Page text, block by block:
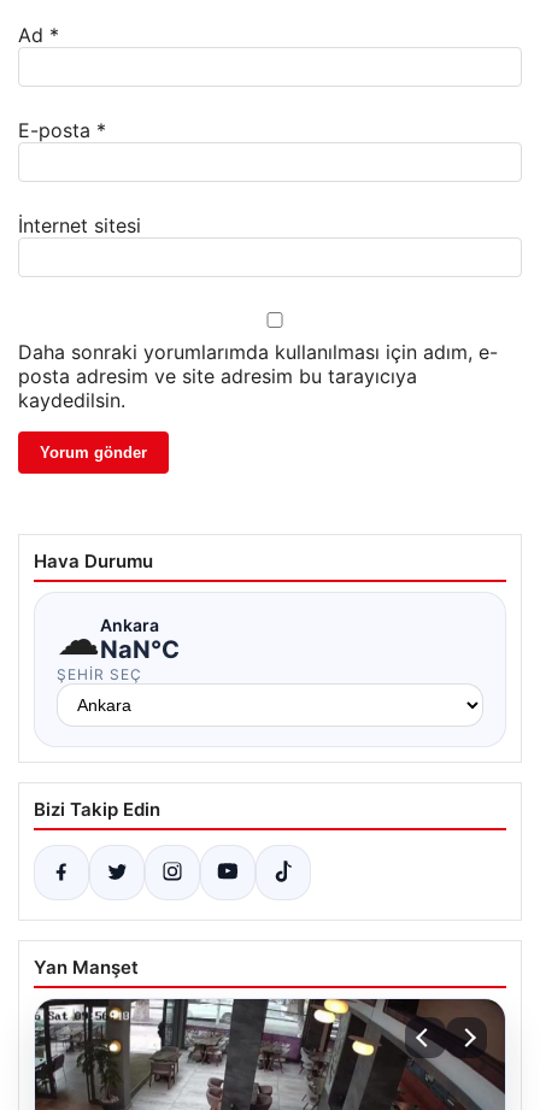
Ad *
E-posta *
İnternet sitesi
Daha sonraki yorumlarımda kullanılması için adım, e-
posta adresim ve site adresim bu tarayıcıya
kaydedilsin.
Hava Durumu
☁Ankara
NaN°C
ŞEHIR SEÇ
Bizi Takip Edin
Yan Manşet